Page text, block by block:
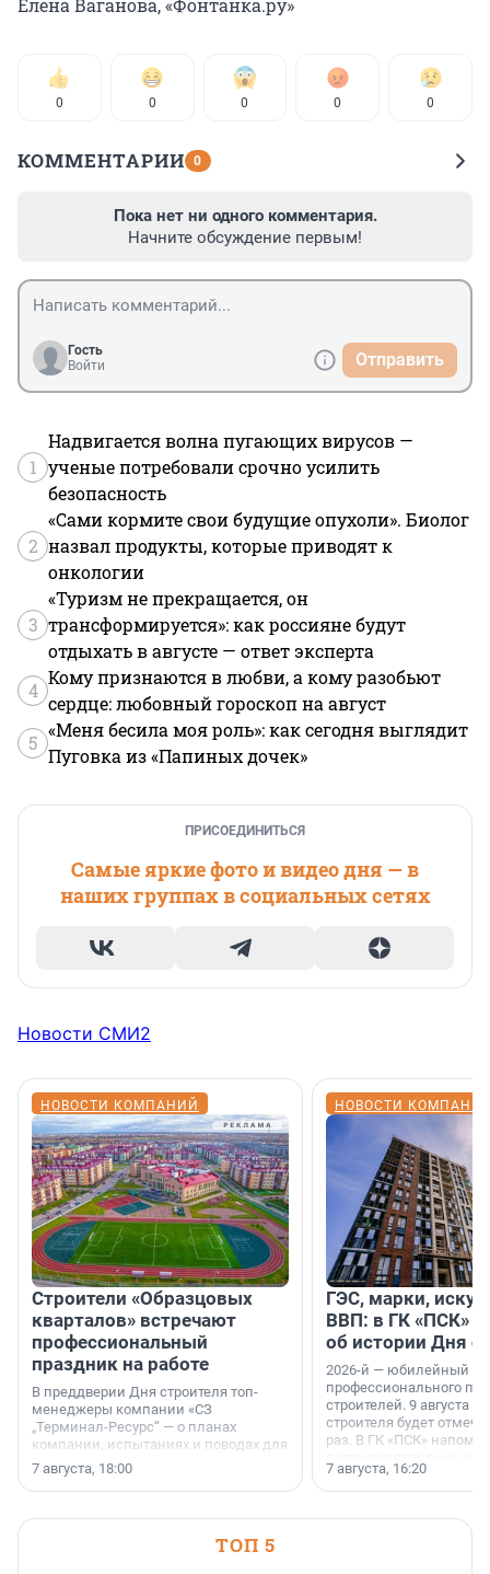
0 0 0 0 0
КОММЕНТАРИИ 0
Пока нет ни одного комментария.
Начните обсуждение первым!
Гость
Войти
Отправить
1
Надвигается волна пугающих вирусов —
ученые потребовали срочно усилить
безопасность
2
«Сами кормите свои будущие опухоли». Биолог
назвал продукты, которые приводят к
онкологии
3
«Туризм не прекращается, он
трансформируется»: как россияне будут
отдыхать в августе — ответ эксперта
4
Кому признаются в любви, а кому разобьют
сердце: любовный гороскоп на август
5
«Меня бесила моя роль»: как сегодня выглядит
Пуговка из «Папиных дочек»
ПРИСОЕДИНИТЬСЯ
Самые яркие фото и видео дня — в
наших группах в социальных сетях
Новости СМИ2
НОВОСТИ КОМПАНИЙ
Строители «Образцовых
кварталов» встречают
профессиональный
праздник на работе
В преддверии Дня строителя топ-
менеджеры компании «СЗ
„Терминал-Ресурс“ — о планах
компании, испытаниях и поводах для
осторожного оптимизма.
7 августа, 18:00
НОВОСТИ
ГЭС, марки,
ВВП: в ГК «ПСК»
об истории Дня
2026-й — юбилейный
профессионального
строителей. 9 августа
строителя будет
раз. В ГК «ПСК»
поменялась роль
7 августа, 16:20
ТОП 5